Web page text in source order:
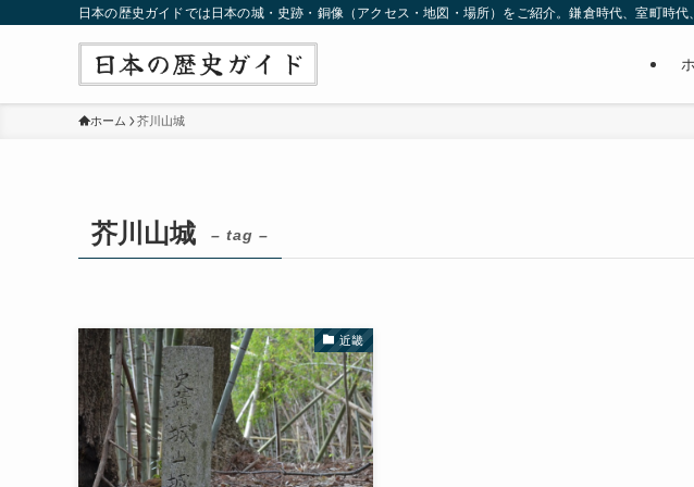
日本の歴史ガイドでは日本の城・史跡・銅像（アクセス・地図・場所）をご紹介。鎌倉時代、室町時
ホーム 芥川山城
芥川山城 – tag –
近畿